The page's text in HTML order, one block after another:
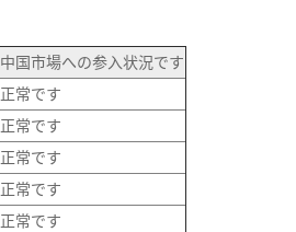
中国市場への参入状況です
正常です
正常です
正常です
正常です
正常です